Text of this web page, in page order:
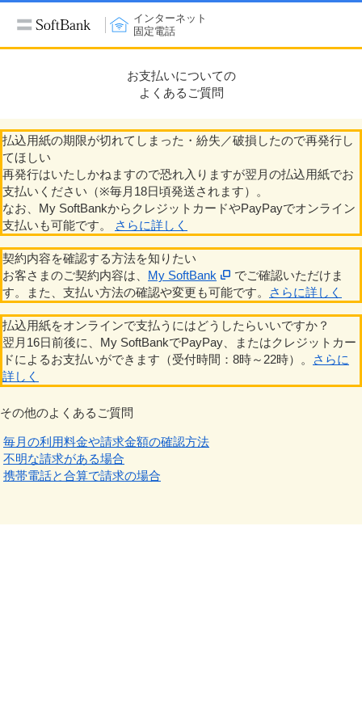
インターネット
固定電話
お支払いについての
よくあるご質問
払込用紙の期限が切れてしまった・紛失／破損したので再発行し
てほしい
再発行はいたしかねますので恐れ入りますが翌月の払込用紙でお
支払いください（※毎月18日頃発送されます）。
なお、My SoftBankからクレジットカードやPayPayでオンライン
支払いも可能です。
さらに詳しく
契約内容を確認する方法を知りたい
お客さまのご契約内容は、 My SoftBank
でご確認いただけま
す。また、支払い方法の確認や変更も可能です。
さらに詳しく
払込用紙をオンラインで支払うにはどうしたらいいですか？
翌月16日前後に、My SoftBankでPayPay、またはクレジットカー
ドによるお支払いができます（受付時間：8時～22時）。
さらに
詳しく
その他のよくあるご質問
毎月の利用料金や請求金額の確認方法
不明な請求がある場合
携帯電話と合算で請求の場合